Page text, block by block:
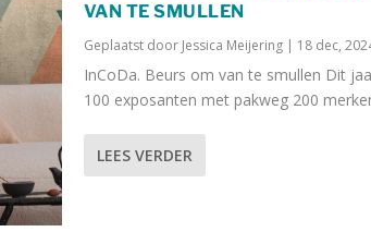
VAN TE SMULLEN
Geplaatst door Jessica Meijering| 18 dec,
InCoDa. Beurs om van te smullen Dit
100 exposanten met pakweg 200
LEES VERDER